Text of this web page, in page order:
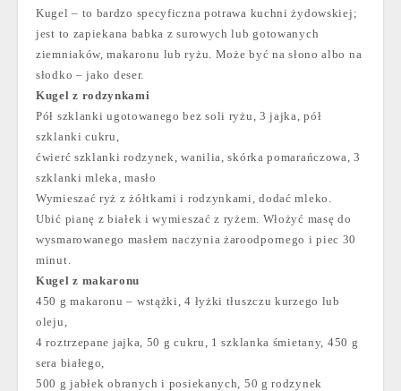
Kugel – to bardzo specyficzna potrawa kuchni żydowskiej;
jest to zapiekana babka z surowych lub gotowanych
ziemniaków, makaronu lub ryżu. Może być na słono albo na
słodko – jako deser.
Kugel z rodzynkami
Pół szklanki ugotowanego bez soli ryżu, 3 jajka, pół
szklanki cukru,
ćwierć szklanki rodzynek, wanilia, skórka pomarańczowa, 3
szklanki mleka, masło
Wymieszać ryż z żółtkami i rodzynkami, dodać mleko.
Ubić pianę z białek i wymieszać z ryżem. Włożyć masę do
wysmarowanego masłem naczynia żaroodpornego i piec 30
minut.
Kugel z makaronu
450 g makaronu – wstążki, 4 łyżki tłuszczu kurzego lub
oleju,
4 roztrzepane jajka, 50 g cukru, 1 szklanka śmietany, 450 g
sera białego,
500 g jabłek obranych i posiekanych, 50 g rodzynek